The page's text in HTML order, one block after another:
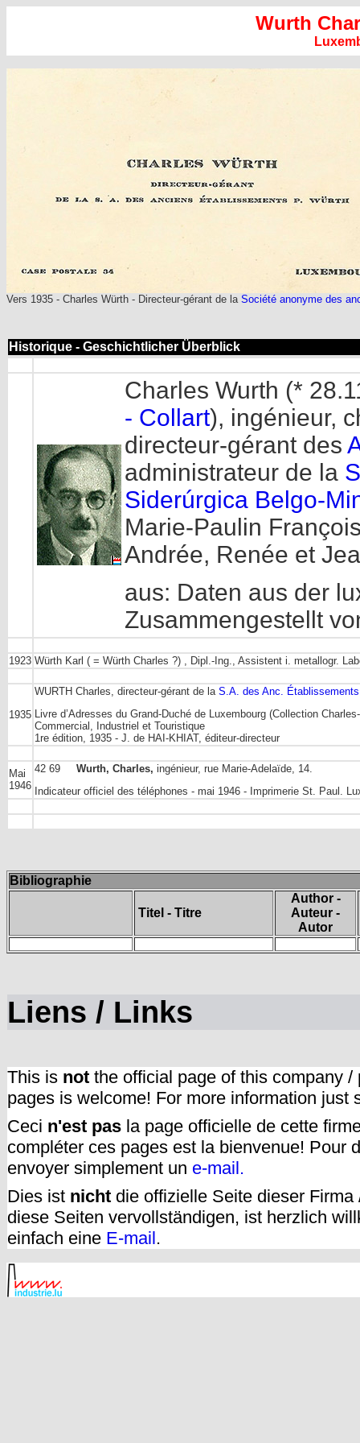
Wurth
Vers 1935 - Charles Würth - Directeur-gérant de la Société anonyme des
Historique - Geschichtlicher Überblick
Charles Wurth (*
- Collart), ingénieur,
directeur-gérant des
administrateur de la
Siderúrgica Belgo-
Marie-Paulin
Andrée, Renée et
aus: Daten aus der
Zusammengestellt
1923 Würth Karl ( = Würth Charles ?) , Dipl.-Ing., Assistent i. metallogr.
1935
WURTH Charles, directeur-gérant de la S.A. des Anc.
Livre d’Adresses du Grand-Duché de Luxembourg (Collection
Commercial, Industriel et Touristique
1re édition, 1935 - J. de HAI-KHIAT, éditeur-directeur
Mai
1946
42 69 Wurth, Charles, ingénieur, rue Marie-Adelaïde, 14.
Indicateur officiel des téléphones - mai 1946 - Imprimerie St. Paul.
Bibliographie
Titel - Titre
Author -
Auteur -
Autor
Liens / Links
This is not the official page of this company
pages is welcome! For more information just
Ceci n'est pas la page officielle de cette
compléter ces pages est la bienvenue! Pour
envoyer simplement un e-mail.
Dies ist nicht die offizielle Seite dieser
diese Seiten vervollständigen, ist herzlich
einfach eine E-mail.